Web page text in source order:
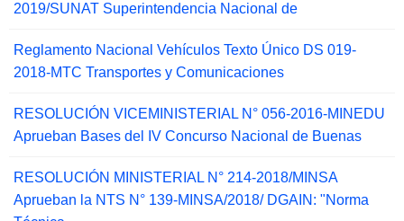
2019/SUNAT Superintendencia Nacional de
Reglamento Nacional Vehículos Texto Único DS 019-
2018-MTC Transportes y Comunicaciones
RESOLUCIÓN VICEMINISTERIAL N° 056-2016-MINEDU
Aprueban Bases del IV Concurso Nacional de Buenas
RESOLUCIÓN MINISTERIAL N° 214-2018/MINSA
Aprueban la NTS N° 139-MINSA/2018/ DGAIN: "Norma